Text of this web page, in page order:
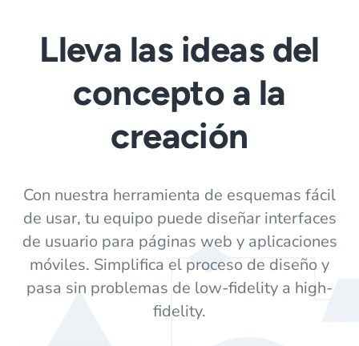
Lleva las ideas del
concepto a la
creación
Con nuestra herramienta de esquemas fácil
de usar, tu equipo puede diseñar interfaces
de usuario para páginas web y aplicaciones
móviles. Simplifica el proceso de diseño y
pasa sin problemas de low-fidelity a high-
fidelity.